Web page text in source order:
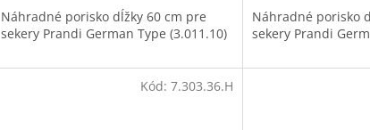
Náhradné porisko dĺžky 60 cm pre
sekery Prandi German Type (3.011.10)
Náhradné porisko
sekery Prandi
Kód: 7.303.36.H